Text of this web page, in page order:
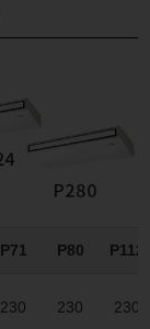
P71 P80 P112
230 230 230